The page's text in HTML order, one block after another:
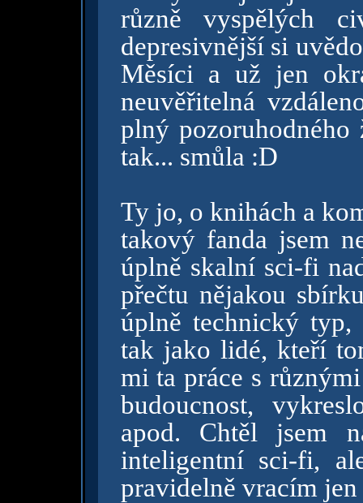
různě vyspělých
depresivnější si
Měsíci a už jen
neuvěřitelná
plný
tak... smůla :D
Ty jo, o knihách a
takový fanda jsem
úplně skalní sci-fi
přečtu nějakou
úplně technický
tak jako lidé, kteří
mi ta práce s
budoucnost,
apod. Chtěl jsem
inteligentní sci-fi,
pravidelně vracím